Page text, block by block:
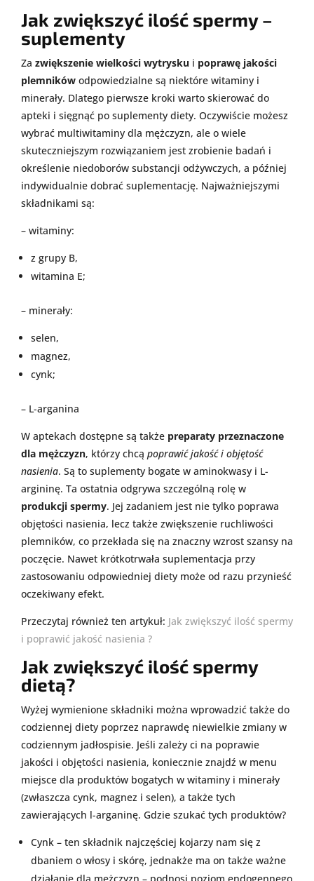
Jak zwiększyć ilość spermy –
suplementy
Za zwiększenie wielkości wytrysku i poprawę jakości
plemników odpowiedzialne są niektóre witaminy i
minerały. Dlatego pierwsze kroki warto skierować do
apteki i sięgnąć po suplementy diety. Oczywiście możesz
wybrać multiwitaminy dla mężczyzn, ale o wiele
skuteczniejszym rozwiązaniem jest zrobienie badań i
określenie niedoborów substancji odżywczych, a później
indywidualnie dobrać suplementację. Najważniejszymi
składnikami są:
– witaminy:
z grupy B,
witamina E;
– minerały:
selen,
magnez,
cynk;
– L-arganina
W aptekach dostępne są także preparaty przeznaczone
dla mężczyzn, którzy chcą poprawić jakość i objętość
nasienia. Są to suplementy bogate w aminokwasy i L-
argininę. Ta ostatnia odgrywa szczególną rolę w
produkcji spermy. Jej zadaniem jest nie tylko poprawa
objętości nasienia, lecz także zwiększenie ruchliwości
plemników, co przekłada się na znaczny wzrost szansy na
poczęcie. Nawet krótkotrwała suplementacja przy
zastosowaniu odpowiedniej diety może od razu przynieść
oczekiwany efekt.
Przeczytaj również ten artykuł: Jak zwiększyć ilość spermy
i poprawić jakość nasienia ?
Jak zwiększyć ilość spermy
dietą?
Wyżej wymienione składniki można wprowadzić także do
codziennej diety poprzez naprawdę niewielkie zmiany w
codziennym jadłospisie. Jeśli zależy ci na poprawie
jakości i objętości nasienia, koniecznie znajdź w menu
miejsce dla produktów bogatych w witaminy i minerały
(zwłaszcza cynk, magnez i selen), a także tych
zawierających l-arganinę. Gdzie szukać tych produktów?
Cynk – ten składnik najczęściej kojarzy nam się z
dbaniem o włosy i skórę, jednakże ma on także ważne